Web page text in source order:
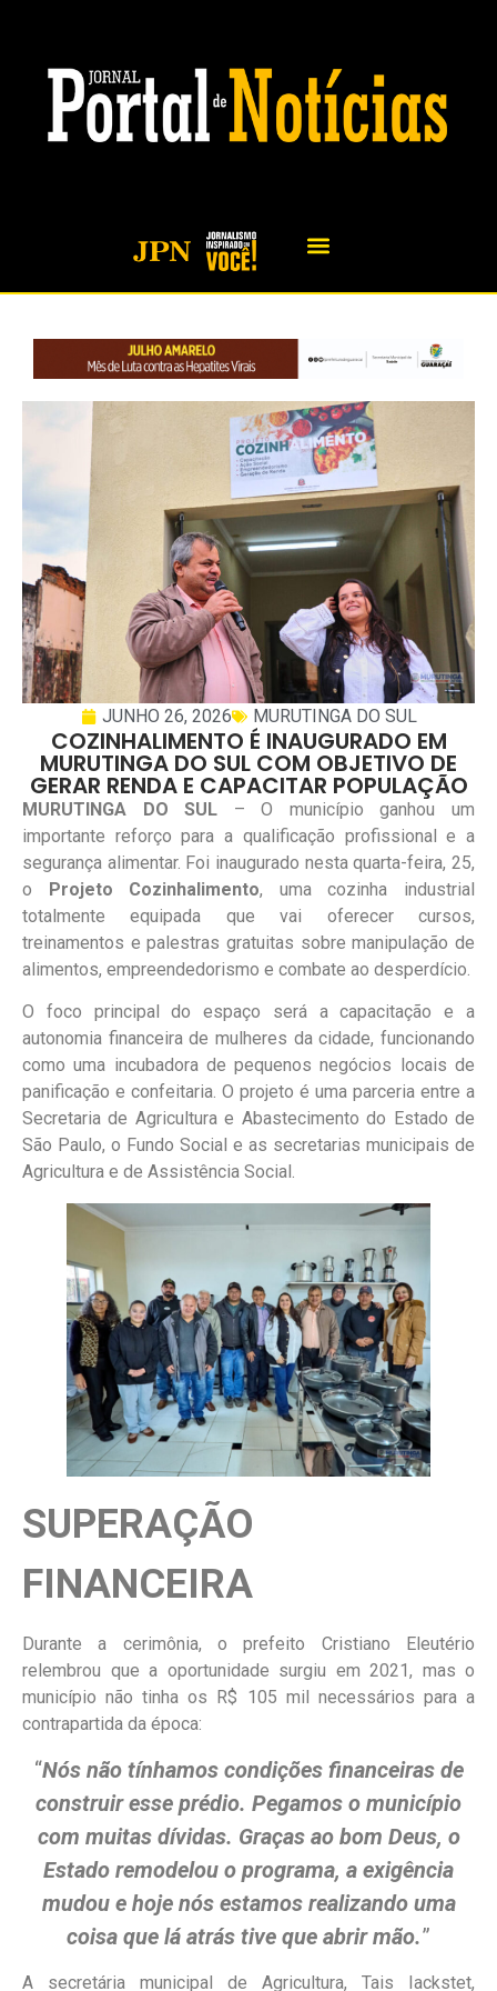
JUNHO 26, 2026 MURUTINGA DO SUL
COZINHALIMENTO É INAUGURADO EM
MURUTINGA DO SUL COM OBJETIVO DE
GERAR RENDA E CAPACITAR POPULAÇÃO
MURUTINGA DO SUL – O município ganhou um
importante reforço para a qualificação profissional e a
segurança alimentar. Foi inaugurado nesta quarta-feira, 25,
o Projeto Cozinhalimento, uma cozinha industrial
totalmente equipada que vai oferecer cursos,
treinamentos e palestras gratuitas sobre manipulação de
alimentos, empreendedorismo e combate ao desperdício.
O foco principal do espaço será a capacitação e a
autonomia financeira de mulheres da cidade, funcionando
como uma incubadora de pequenos negócios locais de
panificação e confeitaria. O projeto é uma parceria entre a
Secretaria de Agricultura e Abastecimento do Estado de
São Paulo, o Fundo Social e as secretarias municipais de
Agricultura e de Assistência Social.
SUPERAÇÃO
FINANCEIRA
Durante a cerimônia, o prefeito Cristiano Eleutério
relembrou que a oportunidade surgiu em 2021, mas o
município não tinha os R$ 105 mil necessários para a
contrapartida da época:
“Nós não tínhamos condições financeiras de
construir esse prédio. Pegamos o município
com muitas dívidas. Graças ao bom Deus, o
Estado remodelou o programa, a exigência
mudou e hoje nós estamos realizando uma
coisa que lá atrás tive que abrir mão.”
A secretária municipal de Agricultura, Tais Iackstet,